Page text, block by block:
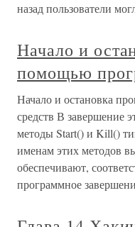
назад пользователи
Начало и
помощью
Начало и остановка
средств В завершение
методы Start() и Kill()
именам этих методов
обеспечивают,
программное